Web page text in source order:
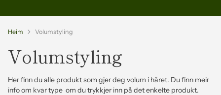
Heim Volumstyling
Volumstyling
Her finn du alle produkt som gjer deg volum i håret. Du finn meir
info om kvar type om du trykkjer inn på det enkelte produkt.